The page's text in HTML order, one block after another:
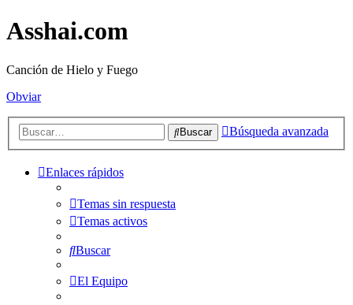
Asshai.com
Canción de Hielo y Fuego
Obviar
Buscar Búsqueda avanzada
Enlaces rápidos
Temas sin respuesta
Temas activos
Buscar
El Equipo